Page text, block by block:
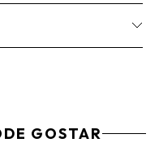
GOSTAR